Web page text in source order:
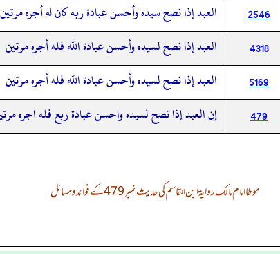
2546
العبد إذا نصح سيده وأحسن عبادة ربه كان له أجره مرتين
4318
العبد إذا نصح لسيده وأحسن عبادة الله فله أجره مرتين
5169
العبد إذا نصح لسيده وأحسن عبادة الله فله أجره مرتين
479 إن العبد إذا نصح لسيده واحسن عبادة ربع فله اجره
موطا امام مالک روایۃ ابن القاسم کی حدیث نمبر 479 کے فوائد و مسائل